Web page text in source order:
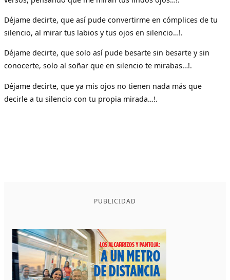
Déjame decirte, que así pude convertirme en cómplices de tu
silencio, al mirar tus labios y tus ojos en silencio…!.
Déjame decirte, que solo así pude besarte sin besarte y sin
conocerte, solo al soñar que en silencio te mirabas…!.
Déjame decirte, que ya mis ojos no tienen nada más que
decirle a tu silencio con tu propia mirada…!.
PUBLICIDAD